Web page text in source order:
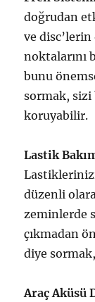
doğrudan
ve
noktalarını
bunu
sormak,
koruyabilir.
Lastik
düzenli
zeminlerde
çıkmadan
diye
Araç Aküsü